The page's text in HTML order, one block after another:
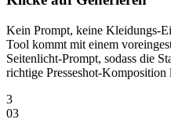
Kein Prompt, keine Kleidungs-
Tool kommt mit einem
Seitenlicht-Prompt, sodass die
richtige Presseshot-Komposition
3
03